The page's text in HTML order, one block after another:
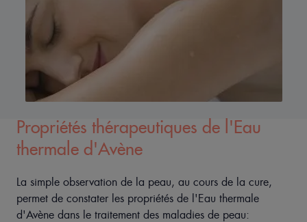
Propriétés thérapeutiques de l'Eau
thermale d'Avène
La simple observation de la peau, au cours de la cure,
permet de constater les propriétés de l'Eau thermale
d'Avène dans le traitement des maladies de peau: